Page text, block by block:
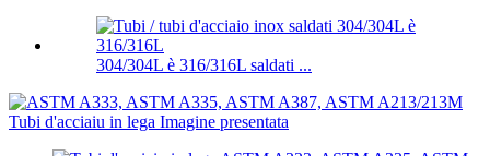
304/304L è 316/316L saldati ...